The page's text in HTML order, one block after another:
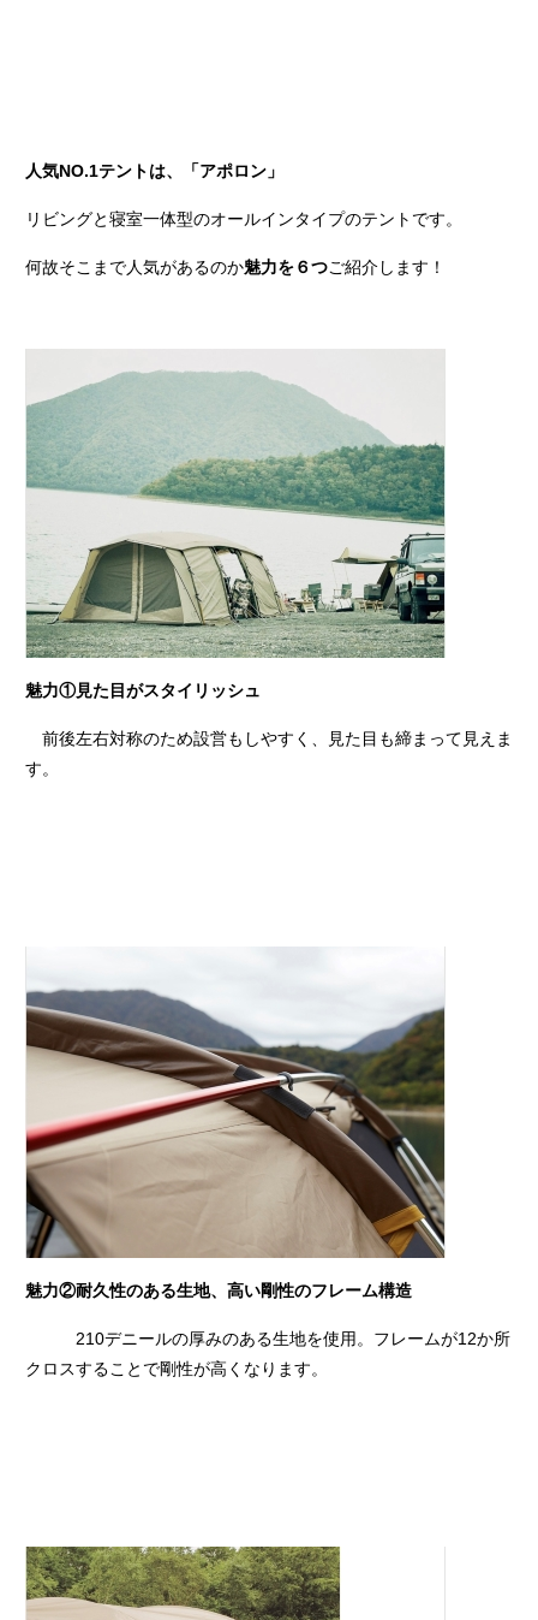
人気NO.1テントは、「アポロン」
リビングと寝室一体型のオールインタイプのテントです。
何故そこまで人気があるのか魅力を６つご紹介します！
魅力①見た目がスタイリッシュ
前後左右対称のため設営もしやすく、見た目も締まって見えま
す。
魅力②耐久性のある生地、高い剛性のフレーム構造
210デニールの厚みのある生地を使用。フレームが12か所
クロスすることで剛性が高くなります。